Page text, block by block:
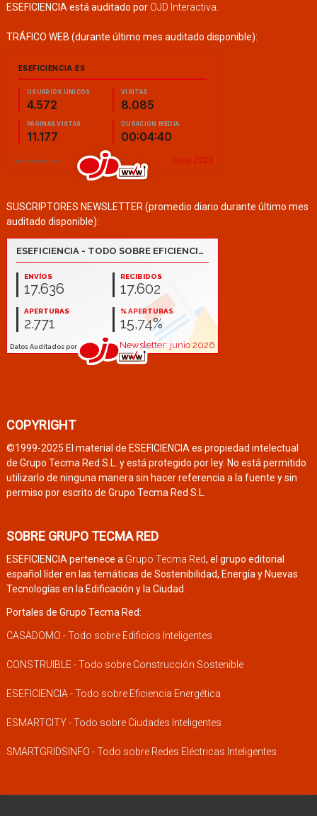
ESEFICIENCIA está auditado por OJD Interactiva.
TRÁFICO WEB (durante último mes auditado disponible):
SUSCRIPTORES NEWSLETTER (promedio diario durante último mes
auditado disponible):
COPYRIGHT
©1999-2025 El material de ESEFICIENCIA es propiedad intelectual
de Grupo Tecma Red S.L. y está protegido por ley. No está permitido
utilizarlo de ninguna manera sin hacer referencia a la fuente y sin
permiso por escrito de Grupo Tecma Red S.L.
SOBRE GRUPO TECMA RED
ESEFICIENCIA pertenece a Grupo Tecma Red, el grupo editorial
español líder en las temáticas de Sostenibilidad, Energía y Nuevas
Tecnologías en la Edificación y la Ciudad.
Portales de Grupo Tecma Red:
CASADOMO - Todo sobre Edificios Inteligentes
CONSTRUIBLE - Todo sobre Construcción Sostenible
ESEFICIENCIA - Todo sobre Eficiencia Energética
ESMARTCITY - Todo sobre Ciudades Inteligentes
SMARTGRIDSINFO - Todo sobre Redes Eléctricas Inteligentes